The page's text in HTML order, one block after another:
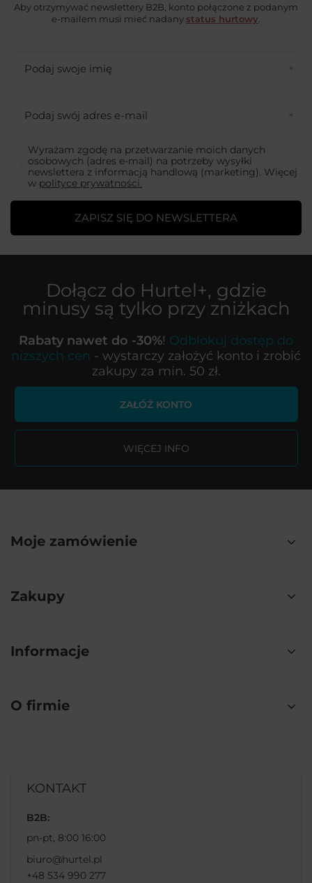
Aby otrzymywać newslettery B2B, konto połączone z podanym
e-mailem musi mieć nadany status hurtowy
Podaj swoje imię
Podaj swój adres e-mail
Wyrażam zgodę na przetwarzanie moich danych
osobowych (adres e-mail) na potrzeby wysyłki
newslettera z informacją handlową (marketing). Więcej
w polityce prywatności.
ZAPISZ SIĘ DO NEWSLETTERA
Dołącz do Hurtel+, gdzie
minusy są tylko przy zniżkach
Rabaty nawet do -30%! Odblokuj dostęp do
niższych cen - wystarczy założyć konto i zrobić
zakupy za min. 50 zł.
ZAŁÓŻ KONTO
WIĘCEJ INFO
Moje zamówienie
Zakupy
Informacje
O firmie
KONTAKT
B2B:
pn-pt, 8:00 16:00
biuro@hurtel.pl
+48 534 990 277